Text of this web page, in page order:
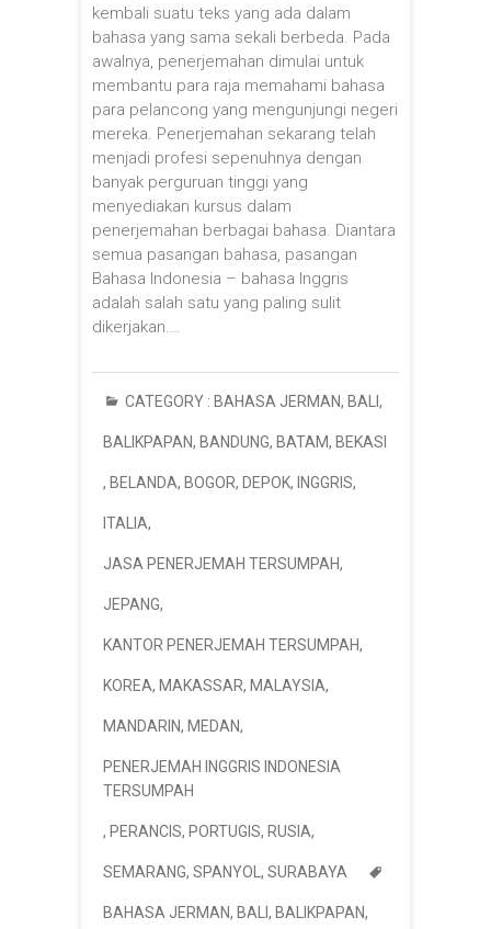
kembali suatu teks yang ada dalam
bahasa yang sama sekali berbeda. Pada
awalnya, penerjemahan dimulai untuk
membantu para raja memahami bahasa
para pelancong yang mengunjungi negeri
mereka. Penerjemahan sekarang telah
menjadi profesi sepenuhnya dengan
banyak perguruan tinggi yang
menyediakan kursus dalam
penerjemahan berbagai bahasa. Diantara
semua pasangan bahasa, pasangan
Bahasa Indonesia – bahasa Inggris
adalah salah satu yang paling sulit
dikerjakan.…
CATEGORY : BAHASA JERMAN, BALI,
BALIKPAPAN, BANDUNG, BATAM, BEKASI
, BELANDA, BOGOR, DEPOK, INGGRIS,
ITALIA,
JASA PENERJEMAH TERSUMPAH,
JEPANG,
KANTOR PENERJEMAH TERSUMPAH,
KOREA, MAKASSAR, MALAYSIA,
MANDARIN, MEDAN,
PENERJEMAH INGGRIS INDONESIA
TERSUMPAH
, PERANCIS, PORTUGIS, RUSIA,
SEMARANG, SPANYOL , SURABAYA
BAHASA JERMAN, BALI, BALIKPAPAN,